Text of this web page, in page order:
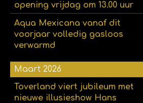
opening vrijdag om 13.00 uur
Aqua Mexicana vanaf dit
voorjaar volledig gasloos
verwarmd
Maart 2026
Toverland viert jubileum met
nieuwe illusieshow Hans